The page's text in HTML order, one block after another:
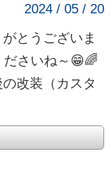
2024 / 05 / 20
とうございま
ださいね～😁🌈
改装（カスタ